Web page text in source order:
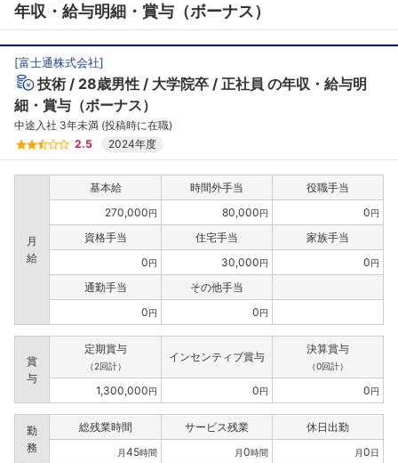
年収・給与明細・賞与（ボーナス）
[富士通株式会社]
技術 28歳男性 大学院卒 正社員 の年収・給与明
細・賞与（ボーナス）
中途入社 3年未満 (投稿時に在職)
2.5
2024年度
月
給
基本給 時間外手当
役職手当
270,000円 80,000円 0円
資格手当 住宅手当
家族手当
0円 30,000円 0円
通勤手当
その他手当
0円 0円
賞
与
定期賞与
（2回計）
インセンティブ賞与
決算賞与
（0回計）
1,300,000円 0円 0円
勤
務
総残業時間 サービス残業 休日出勤
月45時間 月0時間 月0日